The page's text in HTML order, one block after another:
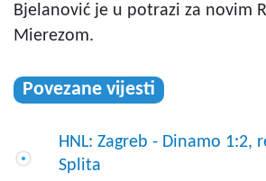
Bjelanović je u potrazi za novim
Mierezom.
Povezane vijesti
HNL: Zagreb - Dinamo 1:2,
Splita